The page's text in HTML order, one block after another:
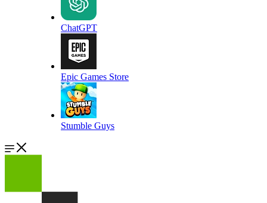
ChatGPT
Epic Games Store
Stumble Guys